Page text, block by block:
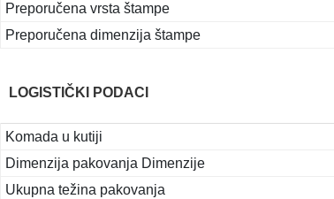
Preporučena vrsta štampe
Preporučena dimenzija štampe
LOGISTIČKI PODACI
Komada u kutiji
Dimenzija pakovanja Dimenzije
Ukupna težina pakovanja